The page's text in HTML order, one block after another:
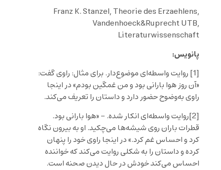
Franz K. Stanzel, Theorie des Erzaehlens,
Vandenhoeck&Ruprecht UTB,
Literaturwissenschaft
پانویس:
[1]
روایت واسطه‌ای موضوع‌دار. برای مثال: راوی گفت:
«آن روز هوا بارانی بود و من غمگین بودم» در اینجا
راوی به‌وضوح حضور دارد و داستان را تعریف می‌کند.
[2]
روایت واسطه‌ای انکار شده. – «هوا بارانی بود.
قطرات باران روی شیشه‌ها می‌چکید. او به بیرون نگاه
کرد و احساس غم کرد.» در اینجا راوی خود را پنهان
کرده و داستان را به شکلی روایت می‌کند که خواننده
احساس می‌کند خودش در حال دیدن صحنه است.